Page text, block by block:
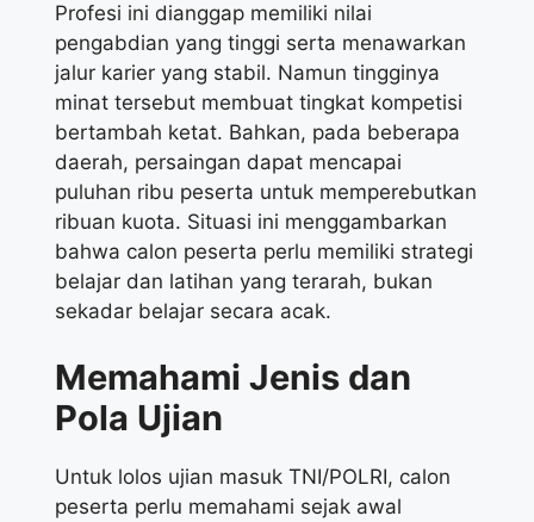
Profesi ini dianggap memiliki nilai
pengabdian yang tinggi serta menawarkan
jalur karier yang stabil. Namun tingginya
minat tersebut membuat tingkat kompetisi
bertambah ketat. Bahkan, pada beberapa
daerah, persaingan dapat mencapai
puluhan ribu peserta untuk memperebutkan
ribuan kuota. Situasi ini menggambarkan
bahwa calon peserta perlu memiliki strategi
belajar dan latihan yang terarah, bukan
sekadar belajar secara acak.
Memahami Jenis dan
Pola Ujian
Untuk lolos ujian masuk TNI/POLRI, calon
peserta perlu memahami sejak awal